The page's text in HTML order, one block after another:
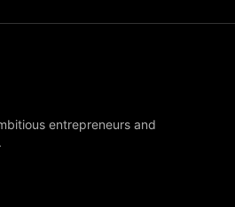
entrepreneurs and